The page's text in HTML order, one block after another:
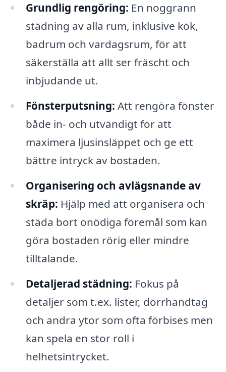
Grundlig rengöring: En noggrann
städning av alla rum, inklusive kök,
badrum och vardagsrum, för att
säkerställa att allt ser fräscht och
inbjudande ut.
Fönsterputsning: Att rengöra fönster
både in- och utvändigt för att
maximera ljusinsläppet och ge ett
bättre intryck av bostaden.
Organisering och avlägsnande av
skräp: Hjälp med att organisera och
städa bort onödiga föremål som kan
göra bostaden rörig eller mindre
tilltalande.
Detaljerad städning: Fokus på
detaljer som t.ex. lister, dörrhandtag
och andra ytor som ofta förbises men
kan spela en stor roll i
helhetsintrycket.